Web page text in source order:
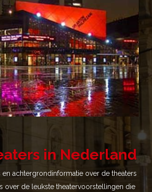
in Nederland
en achtergrondinformatie over de theaters
over de leukste theatervoorstellingen die